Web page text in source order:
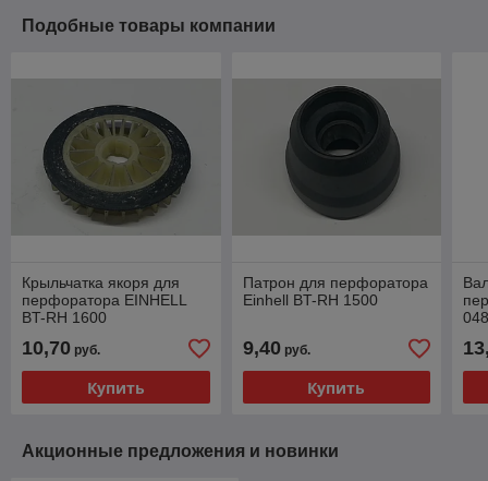
Подобные товары компании
Крыльчатка якоря для
перфоратора EINHELL
BT-RH 1600
10,70 руб.
Купить
Патрон для перфоратора
Einhell BT-RH 1500
9,40руб.
Купить
Акционные предложения и новинки